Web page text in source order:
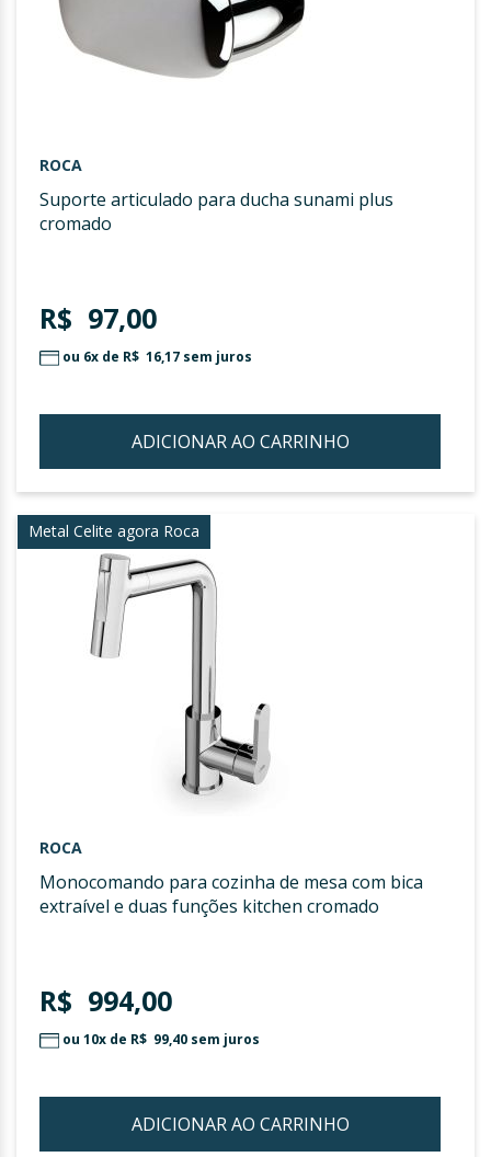
ROCA
suporte articulado para ducha sunami plus
cromado
R$ 97,00
ou 6x de R$ 16,17sem juros
ADICIONAR AO CARRINHO
Metal Celite agora Roca
ROCA
monocomando para cozinha de mesa com bica
extraível e duas funções kitchen cromado
R$ 994,00
ou 10x de R$ 99,40sem juros
ADICIONAR AO CARRINHO